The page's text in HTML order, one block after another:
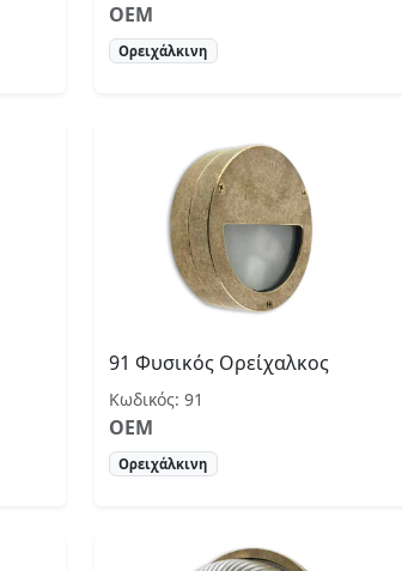
OEM
Ορειχάλκινη
91 Φυσικός Ορείχαλκος
Κωδικός: 91
OEM
Ορειχάλκινη